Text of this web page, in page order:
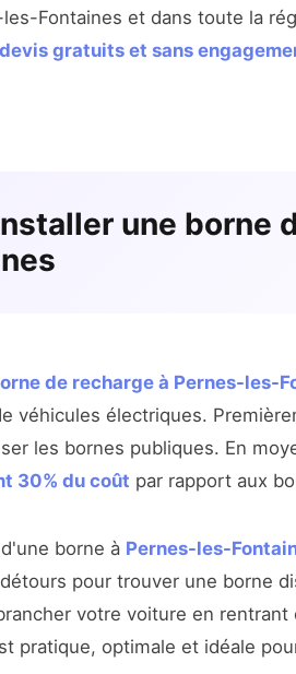
Fontaines et dans toute la
gratuits et sans
une borne
de recharge à Pernes-les-
véhicules électriques.
les bornes publiques. En
30% du coût par rapport aux
borne à Pernes-les-
pour trouver une borne
votre voiture en
pratique, optimale et idéale